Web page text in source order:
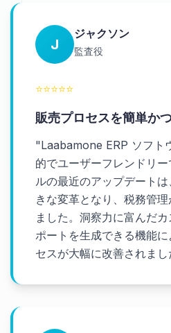
J
ジャクソン
監査役
⭐⭐⭐⭐⭐
販売プロセスを簡単か
"Laabamone ERP ソフト
的でユーザーフレンドリ
ルの最近のアップデート
きな変革となり、税務管
ました。洞察力に富んだ
ポートを生成できる機能
セスが大幅に改善されまし